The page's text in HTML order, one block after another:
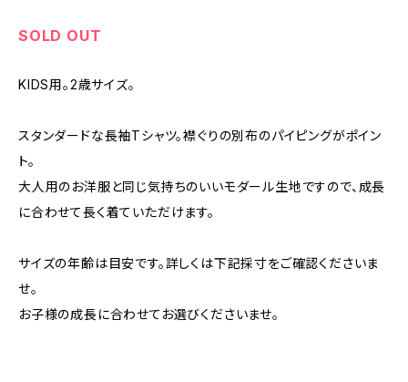
SOLD OUT
KIDS用。2歳サイズ。
スタンダードな長袖Tシャツ。襟ぐりの別布のパイピングがポイン
ト。
大人用のお洋服と同じ気持ちのいいモダール生地ですので、成長
に合わせて長く着ていただけます。
サイズの年齢は目安です。詳しくは下記採寸をご確認くださいま
せ。
お子様の成長に合わせてお選びくださいませ。